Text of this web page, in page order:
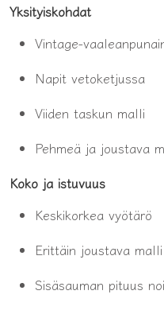
Yksityiskohdat
Vintage-
Napit vetoketjussa
Viiden taskun malli
Pehmeä ja joustava
Koko ja istuvuus
Keskikorkea vyötärö
Erittäin joustava malli
Sisäsauman pituus